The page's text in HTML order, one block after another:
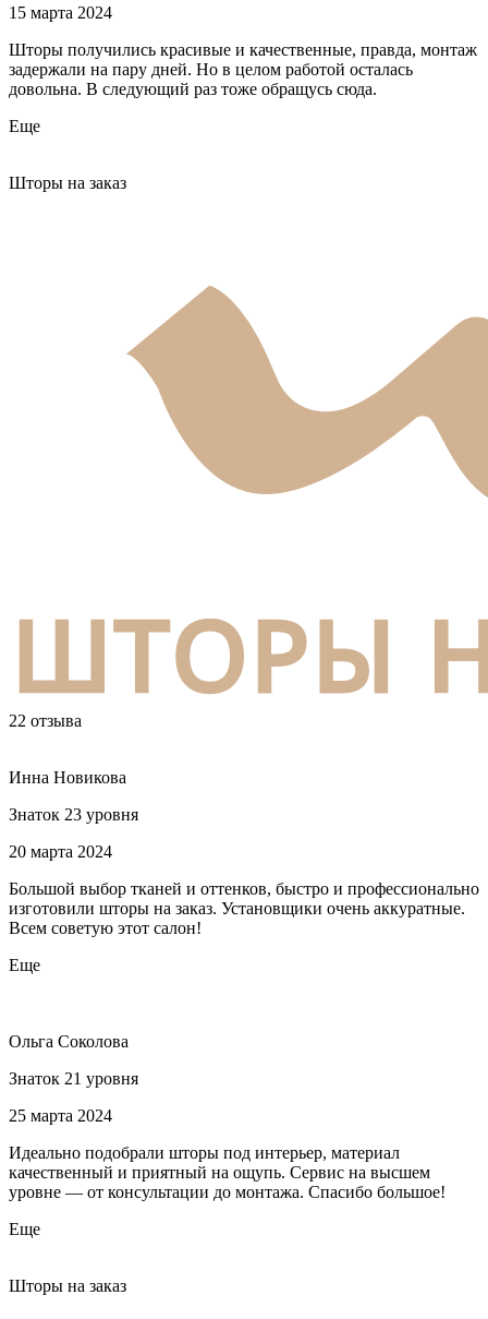
15 марта 2024
Шторы получились красивые и качественные, правда, монтаж
задержали на пару дней. Но в целом работой осталась
довольна. В следующий раз тоже обращусь сюда.
Еще
Шторы на заказ
22 отзыва
Инна Новикова
Знаток 23 уровня
20 марта 2024
Большой выбор тканей и оттенков, быстро и профессионально
изготовили шторы на заказ. Установщики очень аккуратные.
Всем советую этот салон!
Еще
Ольга Соколова
Знаток 21 уровня
25 марта 2024
Идеально подобрали шторы под интерьер, материал
качественный и приятный на ощупь. Сервис на высшем
уровне — от консультации до монтажа. Спасибо большое!
Еще
Шторы на заказ